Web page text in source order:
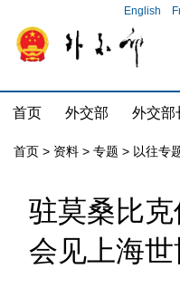
English
首页 外交部 外交部
首页 > 资料 > 专题 > 以往专
驻莫桑比
会见上海